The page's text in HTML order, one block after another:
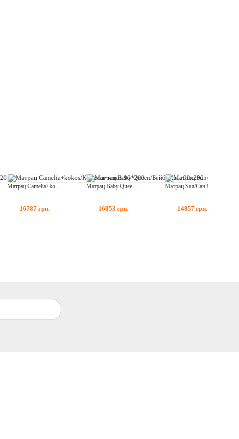
Матрац Camelia+kokos/Камелія+кокос 90*200
16787 грн.
Матрац Baby Queen/Бейбі Квін 90х200
16053 грн. 14857 грн.